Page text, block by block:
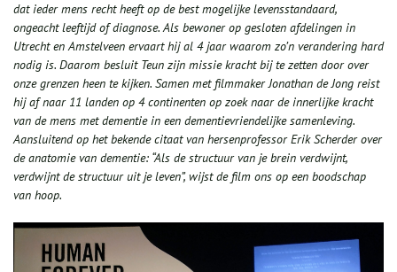
dat ieder mens recht heeft op de best mogelijke levensstandaard,
ongeacht leeftijd of diagnose. Als bewoner op gesloten afdelingen in
Utrecht en Amstelveen ervaart hij al 4 jaar waarom zo’n verandering hard
nodig is. Daarom besluit Teun zijn missie kracht bij te zetten door over
onze grenzen heen te kijken. Samen met filmmaker Jonathan de Jong reist
hij af naar 11 landen op 4 continenten op zoek naar de innerlijke kracht
van de mens met dementie in een dementievriendelijke samenleving.
Aansluitend op het bekende citaat van hersenprofessor Erik Scherder over
de anatomie van dementie: “Als de structuur van je brein verdwijnt,
verdwijnt de structuur uit je leven”, wijst de film ons op een boodschap
van hoop.